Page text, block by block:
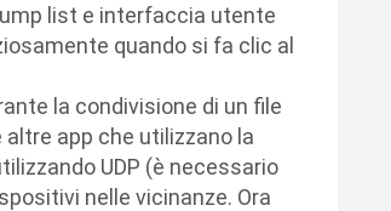
list e interfaccia utente
quando si fa clic al
la condivisione di un file
altre app che utilizzano la
UDP (è necessario
nelle vicinanze. Ora